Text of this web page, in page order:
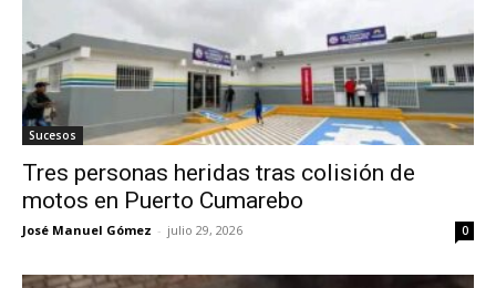
Sucesos
Tres personas heridas tras colisión de
motos en Puerto Cumarebo
José Manuel Gómez - julio 29, 2026 0